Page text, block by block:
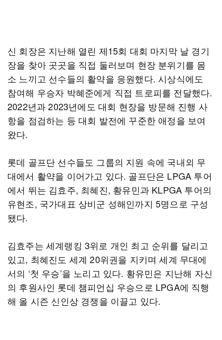
신 회장은 지난해 열린 제15회 대회 마지막 날 경기
장을 찾아 곳곳을 직접 둘러보며 현장 분위기를 몸
소 느끼고 선수들의 활약을 응원했다. 시상식에도
참여해 우승자 박혜준에게 직접 트로피를 전달했다.
2022년과 2023년에도 대회 현장을 방문해 진행 사
항을 점검하는 등 대회 발전에 꾸준한 애정을 보여
왔다.
롯데 골프단 선수들도 그룹의 지원 속에 국내외 무
대에서 활약을 이어가고 있다. 골프단은 LPGA 투어
에서 뛰는 김효주, 최혜진, 황유민과 KLPGA 투어의
유현조, 국가대표 상비군 성해인까지 5명으로 구성
됐다.
김효주는 세계랭킹 3위로 개인 최고 순위를 달리고
있고, 최혜진도 세계 20위권을 지키며 세계 무대에
서의 ‘첫 우승’을 노리고 있다. 황유민은 지난해 자신
의 후원사인 롯데 챔피언십 우승으로 LPGA에 직행
해 올 시즌 신인상 경쟁을 이끌고 있다.